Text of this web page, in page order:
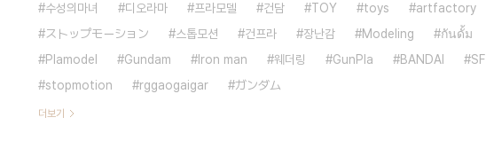
수성의마녀
디오라마 프라모델 건담 TOY toys
artfactory
ストップモーション
스톱모션 건프라 장난감 Modeling
กันดั้ม
Plamodel
Gundam Iron man 웨더링 GunPla BANDAI
SF
stopmotion
rggaogaigar ガンダム
더보기